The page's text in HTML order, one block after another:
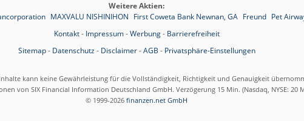
Weitere Aktien:
MAXVALU NISHINIHON First Coweta Bank Newnan, GA Freund Pet
Kontakt- Impressum-Werbung- Barrierefreiheit
Sitemap- Datenschutz- Disclaimer-AGB - Privatsphäre-Einstellungen
kann keine Gewährleistung für die Vollständigkeit, Richtigkeit und Genauigkeit
von SIX Financial Information Deutschland GmbH. Verzögerung 15 Min. (Nasdaq, NYSE: 20
© 1999-2026 finanzen.net GmbH